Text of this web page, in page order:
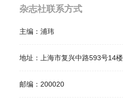
杂志社联系方式
主编： 浦玮
地址： 上海市复兴中路593号14楼
邮编： 200020